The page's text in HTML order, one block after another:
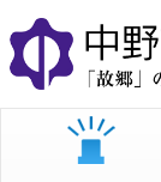
本
文
へ
移